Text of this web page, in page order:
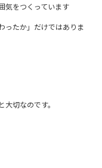
気をつくっています
ったか」だけではありま
切なのです。